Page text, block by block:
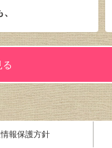
報保護方針